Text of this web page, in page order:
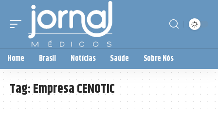
Home Brasil Notícias Saúde Sobre Nós
Tag:Empresa CENOTIC